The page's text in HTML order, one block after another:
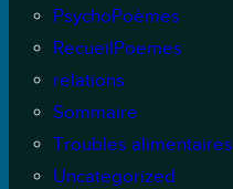
PsychoPoèmes
RecueilPoemes
relations
Sommaire
Troubles alimentaires
Uncategorized